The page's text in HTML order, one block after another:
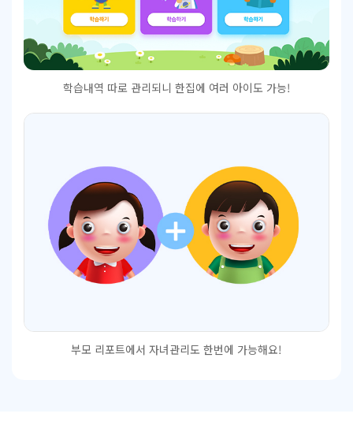
학습내역 따로 관리되니 한집에 여러 아이도 가능!
부모 리포트에서 자녀관리도 한번에 가능해요!